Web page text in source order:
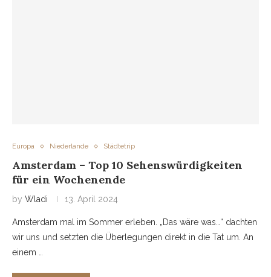
Europa Niederlande Städtetrip
Amsterdam – Top 10 Sehenswürdigkeiten
für ein Wochenende
by Wladi 13. April 2024
Amsterdam mal im Sommer erleben. „Das wäre was…“ dachten
wir uns und setzten die Überlegungen direkt in die Tat um. An
einem …